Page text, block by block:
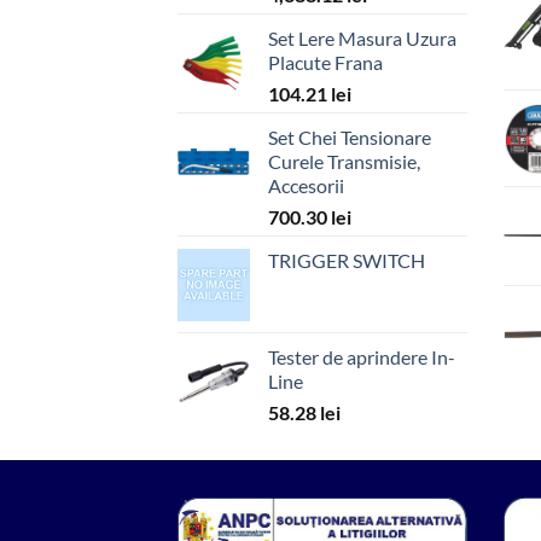
Set Lere Masura Uzura
Placute Frana
104.21 lei
Set Chei Tensionare
Curele Transmisie,
Accesorii
700.30 lei
TRIGGER SWITCH
Tester de aprindere In-
Line
58.28 lei